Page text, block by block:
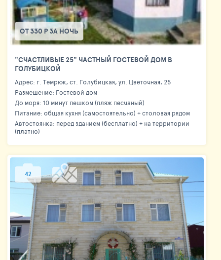
ОТ 330 Р ЗА НОЧЬ
"СЧАСТЛИВЫЕ 25" ЧАСТНЫЙ ГОСТЕВОЙ ДОМ В
ГОЛУБИЦКОЙ
Адрес: г. Темрюк, ст. Голубицкая, ул. Цветочная, 25
Размещение: Гостевой дом
До моря: 10 минут пешком (пляж песчаный)
Питание: общая кухня (самостоятельно) + столовая рядом
Автостоянка: перед зданием (бесплатно) + на территории
(платно)
42